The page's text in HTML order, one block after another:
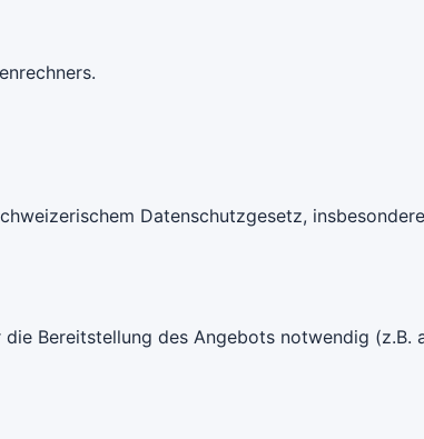
Datenschutzgesetz,
Bereitstellung des Angebots notwendig (z.B.